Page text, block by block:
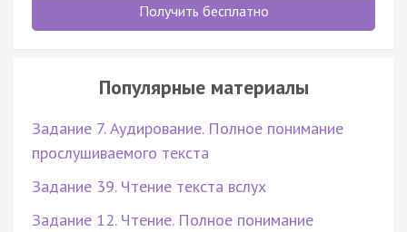
Получить бесплатно
Популярные материалы
Задание 7. Аудирование. Полное понимание
прослушиваемого текста
Задание 39. Чтение текста вслух
Задание 12. Чтение. Полное понимание